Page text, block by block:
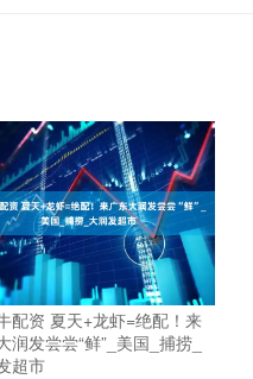
配资 夏天+龙虾=绝配！来
润发尝尝“鲜”_美国_捕捞_
超市